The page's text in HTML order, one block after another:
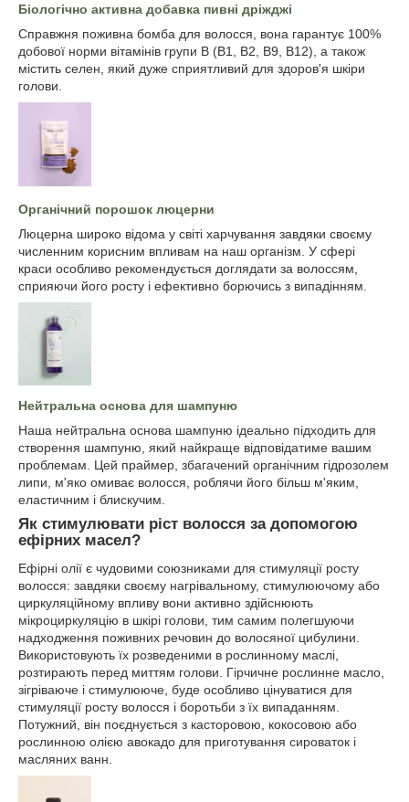
Біологічно активна добавка пивні дріжджі
Справжня поживна бомба для волосся, вона гарантує 100%
добової норми вітамінів групи В (В1, В2, В9, В12), а також
містить селен, який дуже сприятливий для здоров'я шкіри
голови.
Органічний порошок люцерни
Люцерна широко відома у світі харчування завдяки своєму
численним корисним впливам на наш організм. У сфері
краси особливо рекомендується доглядати за волоссям,
сприяючи його росту і ефективно борючись з випадінням.
Нейтральна основа для шампуню
Наша нейтральна основа шампуню ідеально підходить для
створення шампуню, який найкраще відповідатиме вашим
проблемам. Цей праймер, збагачений органічним гідрозолем
липи, м'яко омиває волосся, роблячи його більш м'яким,
еластичним і блискучим.
Як стимулювати ріст волосся за допомогою
ефірних масел?
Ефірні олії є чудовими союзниками для стимуляції росту
волосся: завдяки своєму нагрівальному, стимулюючому або
циркуляційному впливу вони активно здійснюють
мікроциркуляцію в шкірі голови, тим самим полегшуючи
надходження поживних речовин до волосяної цибулини.
Використовують їх розведеними в рослинному маслі,
розтирають перед миттям голови. Гірчичне рослинне масло,
зігріваюче і стимулююче, буде особливо цінуватися для
стимуляції росту волосся і боротьби з їх випаданням.
Потужний, він поєднується з касторовою, кокосовою або
рослинною олією авокадо для приготування сироваток і
масляних ванн.